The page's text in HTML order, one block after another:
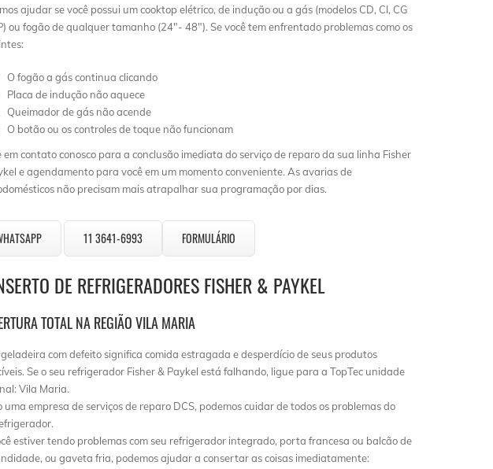
ajudar se você possui um cooktop elétrico, de indução ou a gás (modelos CD, CI, CG
ou fogão de qualquer tamanho (24″- 48″). Se você tem enfrentado problemas como os
O fogão a gás continua clicando
Placa de indução não aquece
Queimador de gás não acende
O botão ou os controles de toque não funcionam
em contato conosco para a conclusão imediata do serviço de reparo da sua linha Fisher
e agendamento para você em um momento conveniente. As avarias de
não precisam mais atrapalhar sua programação por dias.
11 3641-6993 FORMULÁRIO
DE REFRIGERADORES FISHER & PAYKEL
TOTAL NA REGIÃO VILA MARIA
com defeito significa comida estragada e desperdício de seus produtos
Se o seu refrigerador Fisher & Paykel está falhando, ligue para a TopTec unidade
Vila Maria.
uma empresa de serviços de reparo DCS, podemos cuidar de todos os problemas do
estiver tendo problemas com seu refrigerador integrado, porta francesa ou balcão de
ou gaveta fria, podemos ajudar a consertar as coisas imediatamente: